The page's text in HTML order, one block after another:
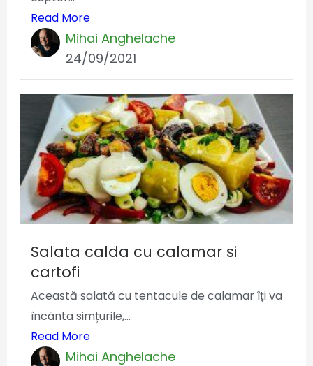
Read More
Mihai Anghelache
24/09/2021
Salata calda cu calamar si
cartofi
Această salată cu tentacule de calamar îți va
încânta simțurile,...
Read More
Mihai Anghelache